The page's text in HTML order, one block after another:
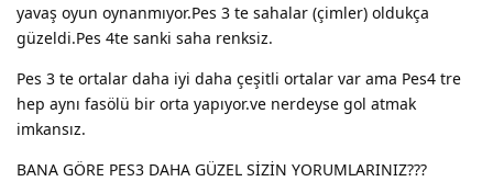
yavaş oyun oynanmıyor.Pes 3 te sahalar (çimler) oldukça
güzeldi.Pes 4te sanki saha renksiz.
Pes 3 te ortalar daha iyi daha çeşitli ortalar var ama Pes4 tre
hep aynı fasölü bir orta yapıyor.ve nerdeyse gol atmak
imkansız.
BANA GÖRE PES3 DAHA GÜZEL SİZİN YORUMLARINIZ???